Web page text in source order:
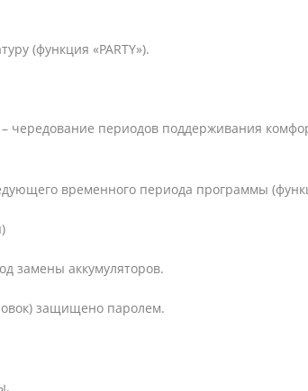
(функция «PARTY»).
чередование периодов поддерживания
временного периода программы
замены аккумуляторов.
защищено паролем.